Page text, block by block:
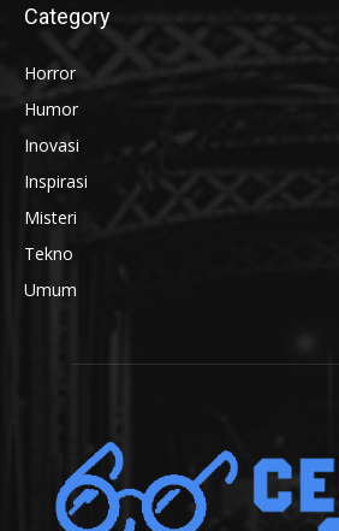
Category
Horror
Humor
Inovasi
Inspirasi
Misteri
Tekno
Umum